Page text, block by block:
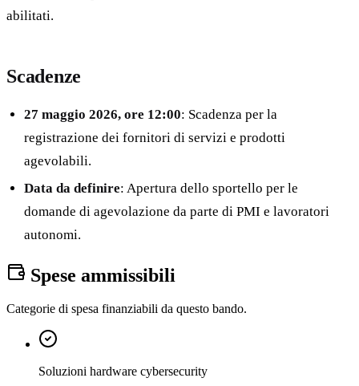
abilitati.
Scadenze
27 maggio 2026, ore 12:00: Scadenza per la
registrazione dei fornitori di servizi e prodotti
agevolabili.
Data da definire: Apertura dello sportello per le
domande di agevolazione da parte di PMI e lavoratori
autonomi.
Spese ammissibili
Categorie di spesa finanziabili da questo bando.
Soluzioni hardware cybersecurity